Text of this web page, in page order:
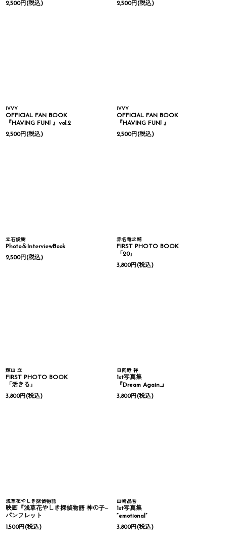
2,500円(税込)
2,500円(税込)
IVVY
OFFICIAL FAN BOOK
『HAVING FUN! 』vol.2
2,500円(税込)
IVVY
OFFICIAL FAN BOOK
『HAVING FUN! 』
2,500円(税込)
立石俊樹
Photo＆InterviewBook
2,500円(税込)
赤名竜之輔
FIRST PHOTO BOOK
「20」
3,800円(税込)
輝山 立
FIRST PHOTO BOOK
「活きる」
3,800円(税込)
日向野 祥
1st写真集
『Dream Again..』
3,800円(税込)
浅草花やしき探偵物語
映画『浅草花やしき探偵物語 神の子は傷ついて』
パンフレット
1,500円(税込)
山崎晶吾
1st写真集
“emotional”
3,800円(税込)